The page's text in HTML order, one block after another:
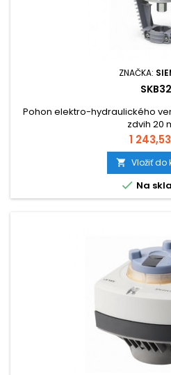
ZNAČKA:
SKB32
Pohon elektro-hydraulického
zdvih 20
Cena
1
 Vložiť do
 Na